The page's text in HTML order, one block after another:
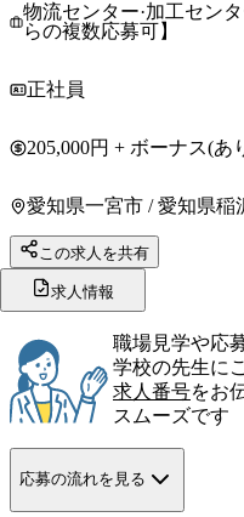
物流センター·加工セン
らの複数応募可】
正社員
205,000円 + ボーナス(あ
愛知県一宮市 / 愛知県稲
この求人を共有
求人情報
職場見学や応
学校の先生に
求人番号をお
スムーズです
応募の流れを見る